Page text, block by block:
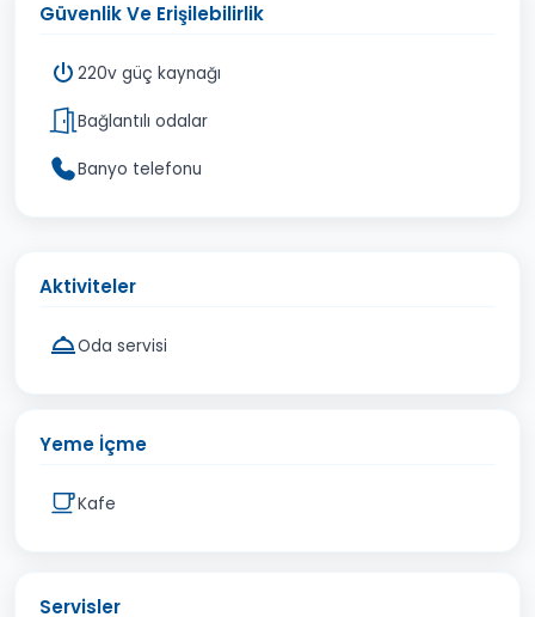
Güvenlik Ve Erişilebilirlik
220v güç kaynağı
Bağlantılı odalar
Banyo telefonu
Aktiviteler
Oda servisi
Yeme İçme
Kafe
Servisler